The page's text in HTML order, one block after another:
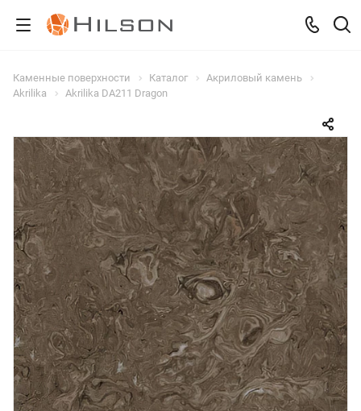
Каменные поверхности Каталог
Акриловый камень
Akrilika
Akrilika DA211 Dragon